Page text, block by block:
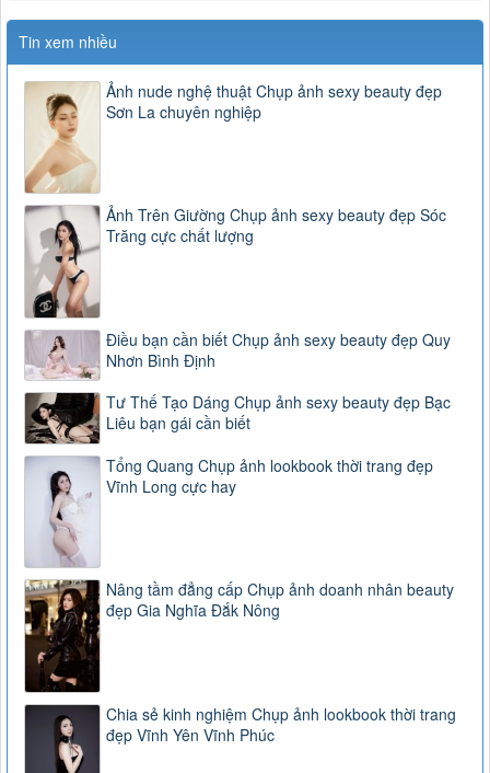
Tin xem nhiều
Ảnh nude nghệ thuật Chụp ảnh sexy beauty đẹp
Sơn La chuyên nghiệp
Ảnh Trên Giường Chụp ảnh sexy beauty đẹp Sóc
Trăng cực chất lượng
Điều bạn cần biết Chụp ảnh sexy beauty đẹp Quy
Nhơn Bình Định
Tư Thế Tạo Dáng Chụp ảnh sexy beauty đẹp Bạc
Liêu bạn gái cần biết
Tổng Quang Chụp ảnh lookbook thời trang đẹp
Vĩnh Long cực hay
Nâng tầm đẳng cấp Chụp ảnh doanh nhân beauty
đẹp Gia Nghĩa Đắk Nông
Chia sẻ kinh nghiệm Chụp ảnh lookbook thời trang
đẹp Vĩnh Yên Vĩnh Phúc